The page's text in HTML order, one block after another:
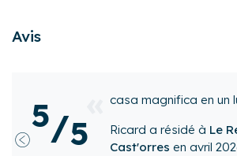
- WC séparé
salle de bain attenante avec baignoire,
sèche-serviettes
Avis
Refuge des
2026
(avis publié
5/5